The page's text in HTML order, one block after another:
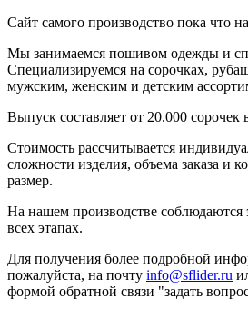
Сайт самого производство пока что
Мы занимаемся пошивом одежды и
Специализируемся на сорочках,
мужским, женским и детским
Выпуск составляет от 20.000 сорочек
Стоимость рассчитывается
сложности изделия, объема заказа и
размер.
На нашем производстве соблюдаются
всех этапах.
Для получения более подробной
пожалуйста, на почту info@sflider.ru
формой обратной связи "задать